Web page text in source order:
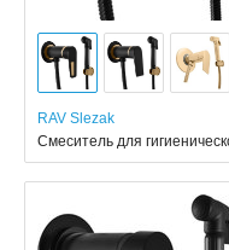
RAV Slezak
Смеситель для